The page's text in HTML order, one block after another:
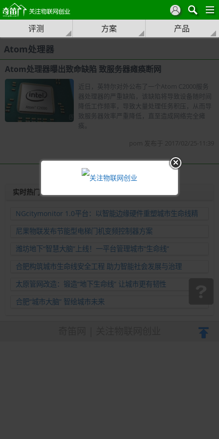
评测 方案 产品
Atom处理器
Atom处理器曝出致命缺陷 致服务器瘫痪断网
近日，英特尔对外公布了一个Atom C2000服务
器处理器的严重缺陷，该缺陷将导致设备随时间
降低工作频率，导致大量处理任务积压，从而导
致服务器效率严重降低，直至造成网络完全瘫
痪。
pom 发布于 2017/02/25-11:39
实时热门
NGcitymonitor 1.0平台：以智能边缘硬件重塑城市生命线精
准运维新范式
尼果物联发布节能型电梯门机变频控制器方案
潍坊地下“智慧大脑”上线！一平台管理城市“生命线”
合肥构筑城市生命线安全工程 助力智能社会发展与治理
太原管网改造：锻造“地下生命线” 让城市更有韧性
合肥“城市大脑” 智绘城市未来